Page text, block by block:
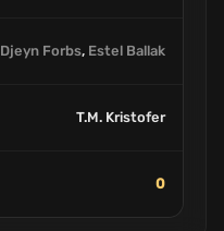
Djeyn Forbs, Estel Ballak
T.M. Kristofer
0